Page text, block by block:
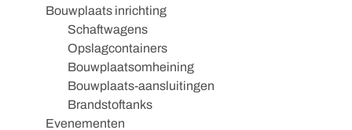
Bouwplaats inrichting
Schaftwagens
Opslagcontainers
Bouwplaatsomheining
Bouwplaats-aansluitingen
Brandstoftanks
Evenementen